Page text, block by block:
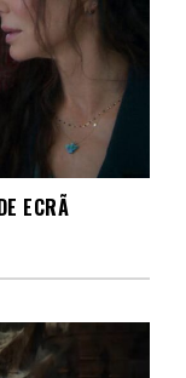
ECRÃ